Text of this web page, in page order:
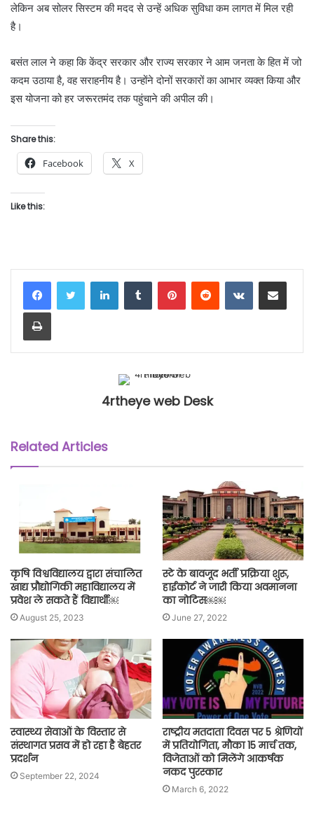
लेकिन अब सोलर सिस्टम की मदद से उन्हें अधिक सुविधा कम लागत में मिल रही
है।
बसंत लाल ने कहा कि केंद्र सरकार और राज्य सरकार ने आम जनता के हित में जो
कदम उठाया है, वह सराहनीय है। उन्होंने दोनों सरकारों का आभार व्यक्त किया और
इस योजना को हर जरूरतमंद तक पहुंचाने की अपील की।
Share this:
Facebook X
Like this:
LinkedInTumblr PinterestReddit VKontakteShare via Email
Print
4rtheye web Desk
Related Articles
कृषि विश्वविद्यालय द्वारा संचालित
खाद्य प्रौद्योगिकी महाविद्यालय में
प्रवेश ले सकते हैं विद्यार्थी￼
August 25, 2023
स्टे के बावजूद भर्ती प्रक्रिया शुरू,
हाईकोर्ट ने जारी किया अवमानना
का नोटिस￼￼
June 27, 2022
स्वास्थ्य सेवाओं के विस्तार से
संस्थागत प्रसव में हो रहा है बेहतर
प्रदर्शन
September 22, 2024
राष्ट्रीय मतदाता दिवस पर 5 श्रेणियों
में प्रतियोगिता, मौका 15 मार्च तक,
विजेताओं को मिलेंगे आकर्षक
नकद पुरस्कार
March 6, 2022